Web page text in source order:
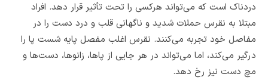
دردناک است که می‌تواند هرکسی را تحت تأثیر قرار دهد. افراد
مبتلا به نقرس حملات شدید و ناگهانی قلب و درد دست را در
مفاصل خود تجربه می‌کنند. نقرس اغلب مفصل پایه شست پا را
درگیر می‌کند، اما می‌تواند در هر جایی از پاها، زانوها، دست‌ها و
مچ دست نیز رخ دهد.